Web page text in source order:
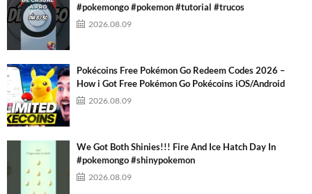
#pokemongo #pokemon #tutorial #trucos
2026.08.09
Pokécoins Free Pokémon Go Redeem Codes 2026 –
How i Got Free Pokémon Go Pokécoins iOS/Android
2026.08.09
We Got Both Shinies!!! Fire And Ice Hatch Day In
#pokemongo #shinypokemon
2026.08.09